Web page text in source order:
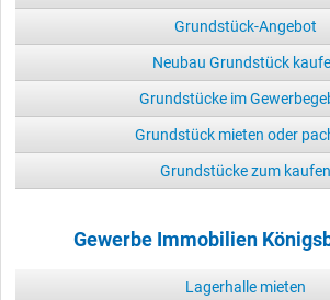
Grundstück-Angebot
Neubau Grundstück
Grundstücke im
Grundstück mieten oder
Grundstücke zum kaufen
Gewerbe Immobilien
Lagerhalle mieten